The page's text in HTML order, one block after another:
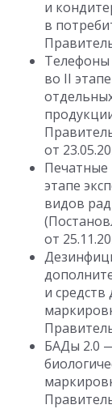
и
в
во II
от
этапе
видов
от
и
БАДы 2.0